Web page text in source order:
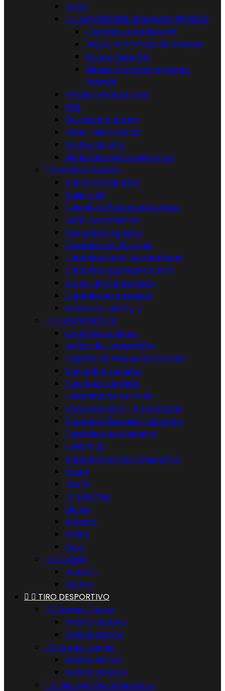
Diana
  ACESSÓRIOS ARMAS DE PRESSÃO
Chumbos e Setas Caça
Peças Para Armas de Pressão
Alvos e Suportes
Miras e P. Vermelho Armas
Pressão
Pistolas e Botijas CO2
PCP
Bolsas para Armas
Miras Telescópicas
Pontos de Mira
Moderadores Pressão de Ar
  ARMAS USADAS
Canos Justapostos
Calibre 20
Caçadeira Pequenos Calibres
Semi-Automáticas
Canos Sobrepostos
Carabinas de Ferrolho
Carabinas Semi-Automáticas
Carabinas ExpressMonotiro
Armas de Competição
Carabina de Alavanca
ARMAS DE SERVIÇO
  ARMAS NOVAS
Semi-Automáticas
Armas de Competição
Caçadeiras Pequenos Calibres
Canos Sobrepostos
Canos Justapostos
Carabinas de Ferrolho
Carabinas Semi-Automáticas
Carabinas Express - Monotiro
Carabinas de Alavanca
Calibre 20
Carabinas de Tiro Desportivo
Heym
Rizzini
Impala Plus
Monza
Arttech
Akdas
Akus
  CANOS
USADOS
NOVOS
  TIRO DESPORTIVO
  Armas Curtas
ARMAS USADAS
ARMAS NOVAS
  Armas Longas
ARMAS NOVAS
ARMAS USADAS
  Munição Tiro Desportivo